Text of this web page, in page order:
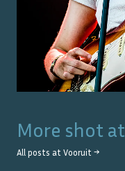
More shot at
All posts at Vooruit →